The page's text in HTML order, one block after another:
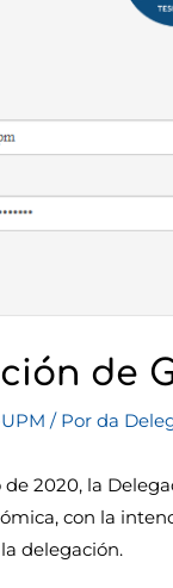
de
/ Por da
de 2020, la
con la
delegación.